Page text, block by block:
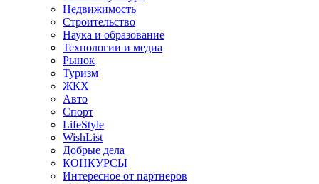
Недвижимость
Строительство
Наука и образование
Технологии и медиа
Рынок
Туризм
ЖКХ
Авто
Спорт
LifeStyle
WishList
Добрые дела
КОНКУРСЫ
Интересное от партнеров